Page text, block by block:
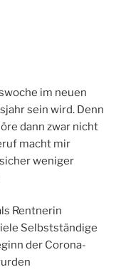
im neuen
sein wird. Denn
dann zwar nicht
macht mir
weniger
Rentnerin
Selbstständige
der Corona-